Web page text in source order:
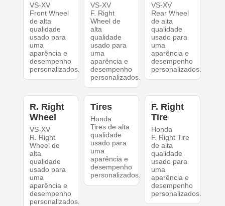
VS-XV
Front Wheel
de alta
qualidade
usado para
uma
aparência e
desempenho
personalizados.
VS-XV
F. Right
Wheel de
alta
qualidade
usado para
uma
aparência e
desempenho
personalizados.
VS-XV
Rear Wheel
de alta
qualidade
usado para
uma
aparência e
desempenho
personalizados.
R. Right
Wheel
VS-XV
R. Right
Wheel de
alta
qualidade
usado para
uma
aparência e
desempenho
personalizados.
Tires
Honda
Tires de alta
qualidade
usado para
uma
aparência e
desempenho
personalizados.
F. Right
Tire
Honda
F. Right Tire
de alta
qualidade
usado para
uma
aparência e
desempenho
personalizados.